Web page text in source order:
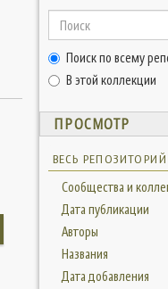
Поиск по всему
В этой коллекции
ПРОСМОТР
ВЕСЬ РЕПОЗИТОРИЙ
Сообщества и
Дата публикации
Авторы
Названия
Дата добавления